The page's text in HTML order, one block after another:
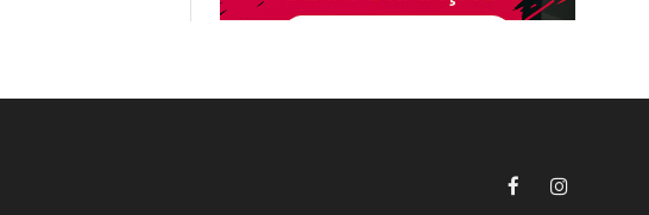
FacebookInstagram